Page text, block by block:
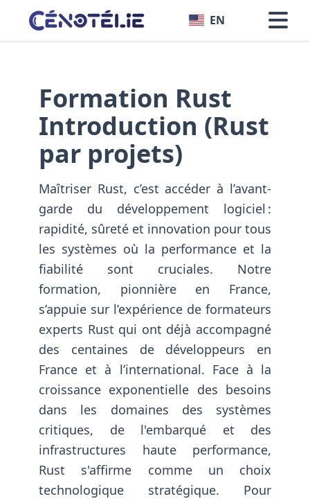
EN
Formations techniques Programmation
Formation Rust
Introduction (Rust
par projets)
Maîtriser Rust, c’est accéder à l’avant-
garde du développement logiciel :
rapidité, sûreté et innovation pour tous
les systèmes où la performance et la
fiabilité sont cruciales. Notre
formation, pionnière en France,
s’appuie sur l’expérience de formateurs
experts Rust qui ont déjà accompagné
des centaines de développeurs en
France et à l’international. Face à la
croissance exponentielle des besoins
dans les domaines des systèmes
critiques, de l'embarqué et des
infrastructures haute performance,
Rust s'affirme comme un choix
technologique stratégique. Pour